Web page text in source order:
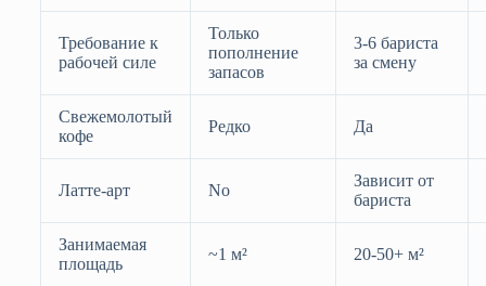
Требование к
рабочей силе
Только
пополнение
запасов
3-6 бариста
за смену
Свежемолотый
кофе
Редко Да
Латте-арт No
Зависит от
бариста
Занимаемая
площадь
~1 м² 20-50+ м²